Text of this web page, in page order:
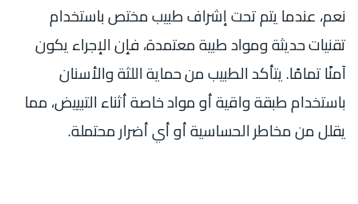
نعم، عندما يتم تحت إشراف طبيب مختص باستخدام
تقنيات حديثة ومواد طبية معتمدة، فإن الإجراء يكون
آمنًا تمامًا. يتأكد الطبيب من حماية اللثة والأسنان
باستخدام طبقة واقية أو مواد خاصة أثناء التبييض، مما
يقلل من مخاطر الحساسية أو أي أضرار محتملة.